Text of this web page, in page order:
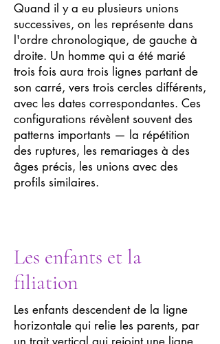
Quand il y a eu plusieurs unions
successives, on les représente dans
l'ordre chronologique, de gauche à
droite. Un homme qui a été marié
trois fois aura trois lignes partant de
son carré, vers trois cercles différents,
avec les dates correspondantes. Ces
configurations révèlent souvent des
patterns importants — la répétition
des ruptures, les remariages à des
âges précis, les unions avec des
profils similaires.
Les enfants et la
filiation
Les enfants descendent de la ligne
horizontale qui relie les parents, par